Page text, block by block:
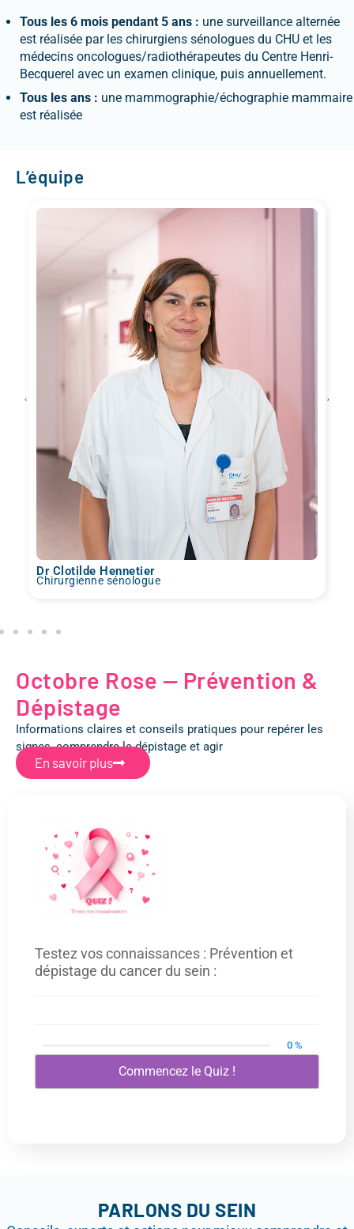
Tous les 6 mois pendant 5 ans : une surveillance alternée
est réalisée par les chirurgiens sénologues du CHU et les
médecins oncologues/radiothérapeutes du Centre Henri-
Becquerel avec un examen clinique, puis annuellement.
Tous les ans : une mammographie/échographie mammaire
est réalisée
L’équipe
Dr Clotilde Hennetier
Chirurgienne sénologue
Octobre Rose — Prévention &
Dépistage
Informations claires et conseils pratiques pour repérer les
signes, comprendre le dépistage et agir
En savoir plus
Testez vos connaissances : Prévention et
dépistage du cancer du sein :
0 %
Commencez le Quiz !
PARLONS DU SEIN